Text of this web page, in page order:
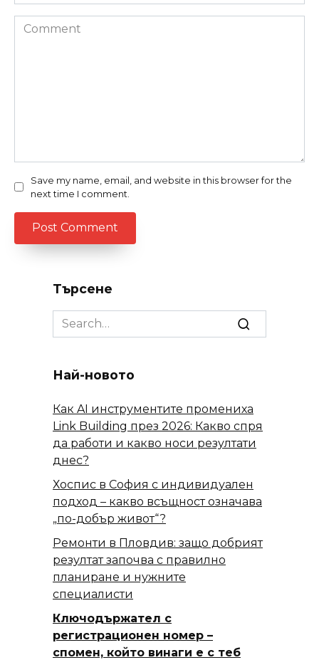
Comment
Save my name, email, and website in this browser for the
next time I comment.
Търсене
Search
for:
Най-новото
Как AI инструментите промениха
Link Building през 2026: Какво спря
да работи и какво носи резултати
днес?
Хоспис в София с индивидуален
подход – какво всъщност означава
„по-добър живот“?
Ремонти в Пловдив: защо добрият
резултат започва с правилно
планиране и нужните
специалисти
Ключодържател с
регистрационен номер –
спомен, който винаги е с теб